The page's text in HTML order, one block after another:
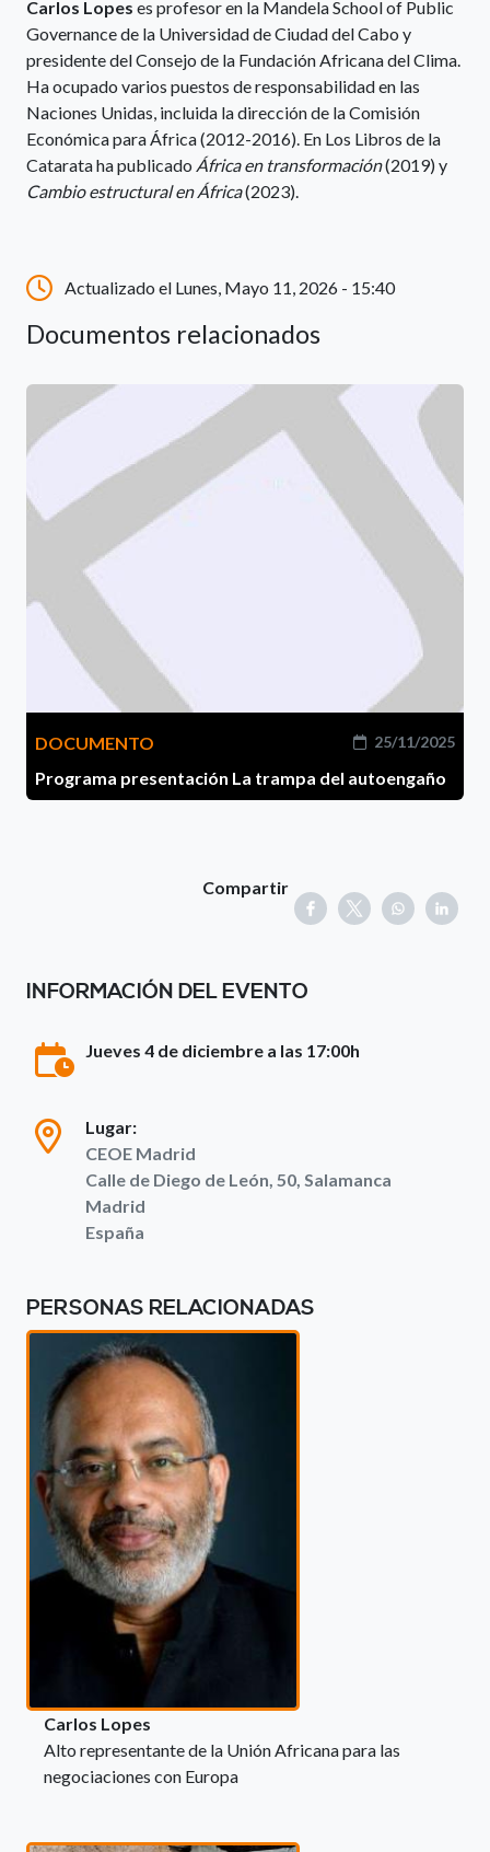
Carlos Lopes es profesor en la Mandela School of Public
Governance de la Universidad de Ciudad del Cabo y
presidente del Consejo de la Fundación Africana del Clima.
Ha ocupado varios puestos de responsabilidad en las
Naciones Unidas, incluida la dirección de la Comisión
Económica para África (2012-2016). En Los Libros de la
Catarata ha publicado África en transformación(2019) y
Cambio estructural en África(2023).
Actualizado el Lunes, Mayo 11, 2026 - 15:40
Documentos relacionados
DOCUMENTO 25/11/2025
Programa presentación La trampa del autoengaño
Compartir
INFORMACIÓN DEL EVENTO
Jueves 4 de diciembre a las 17:00h
Lugar:
CEOE Madrid
Calle de Diego de León, 50, Salamanca
Madrid
España
PERSONAS RELACIONADAS
Carlos Lopes
Alto representante de la Unión Africana para las
negociaciones con Europa